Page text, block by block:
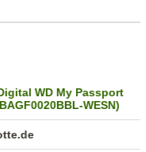
WD My Passport
WESN)